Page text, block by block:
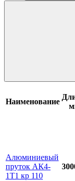
Наименование
Алюминиевый
пруток АК4-
1Т1 кр 110